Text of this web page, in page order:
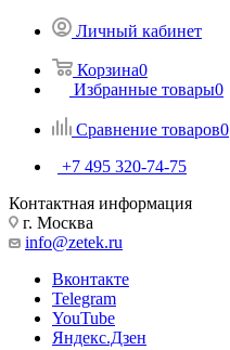
Личный кабинет
Корзина0
Избранные товары0
Сравнение товаров0
+7 495 320-74-75
Контактная информация
г. Москва
info@zetek.ru
Вконтакте
Telegram
YouTube
Яндекс.Дзен